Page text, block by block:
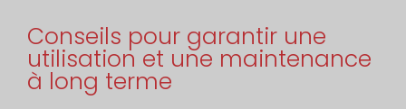
Conseils pour garantir une
utilisation et une maintenance
à long terme